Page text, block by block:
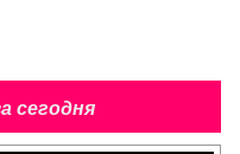
сегодня